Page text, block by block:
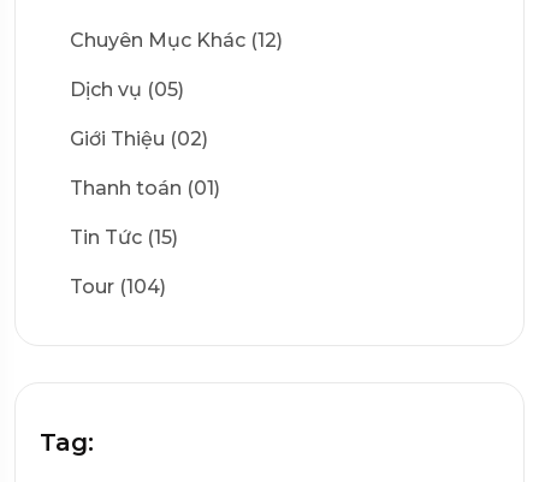
Chuyên Mục Khác (12)
Dịch vụ (05)
Giới Thiệu (02)
Thanh toán (01)
Tin Tức (15)
Tour (104)
Tag: